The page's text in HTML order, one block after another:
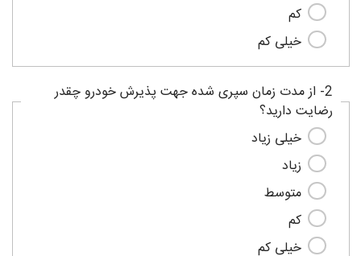
کم
خیلی کم
2- از مدت زمان سپری شده جهت پذیرش خودرو چقدر
رضایت دارید؟
خیلی زیاد
زیاد
متوسط
کم
خیلی کم